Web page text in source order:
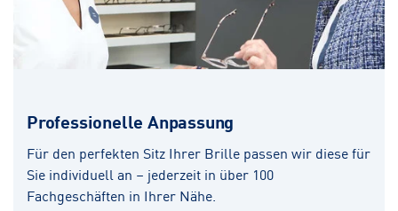
Professionelle Anpassung
Für den perfekten Sitz Ihrer Brille passen wir diese für
Sie individuell an – jederzeit in über 100
Fachgeschäften in Ihrer Nähe.